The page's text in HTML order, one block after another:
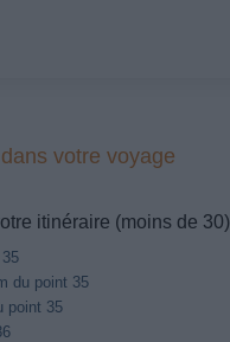
votre voyage
itinéraire (moins de 30)
du point 35
point 35